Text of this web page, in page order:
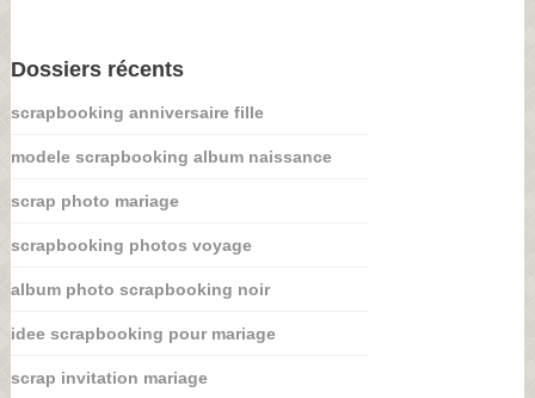
Dossiers récents
scrapbooking anniversaire fille
modele scrapbooking album naissance
scrap photo mariage
scrapbooking photos voyage
album photo scrapbooking noir
idee scrapbooking pour mariage
scrap invitation mariage